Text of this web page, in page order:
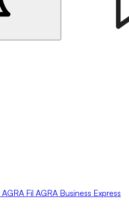
AGRA Fil AGRA Business Express